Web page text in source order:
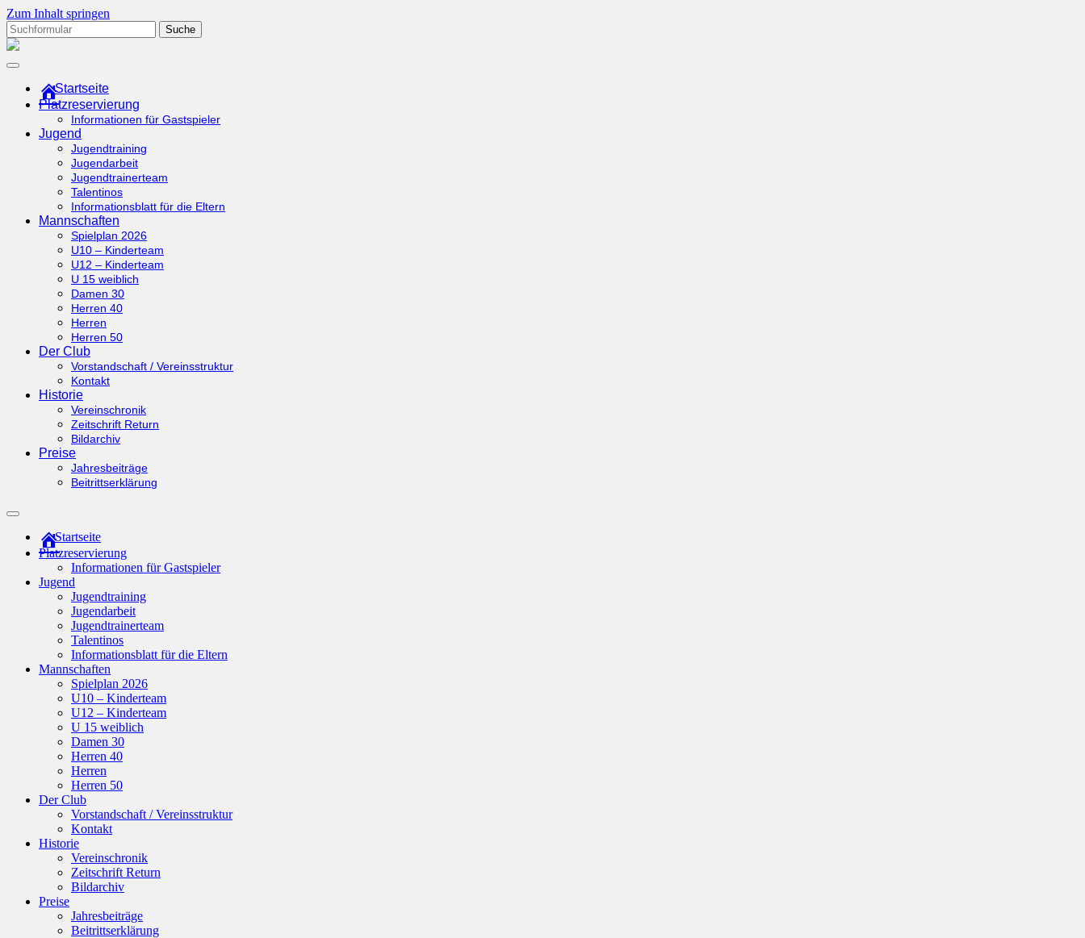
Zum Inhalt springen
Suchen
nach:tcottenhoefen.de
Startseite
Platzreservierung
Informationen für Gastspieler
Jugend
Jugendtraining
Jugendarbeit
Jugendtrainerteam
Talentinos
Informationsblatt für die Eltern
Mannschaften
Spielplan 2026
U10 – Kinderteam
U12 – Kinderteam
U 15 weiblich
Damen 30
Herren 40
Herren
Herren 50
Der Club
Vorstandschaft / Vereinsstruktur
Kontakt
Historie
Vereinschronik
Zeitschrift Return
Bildarchiv
Preise
Jahresbeiträge
Beitrittserklärung
Suchfeld
ein-/ausblendenStartseite
Platzreservierung
Informationen für Gastspieler
Jugend
Jugendtraining
Jugendarbeit
Jugendtrainerteam
Talentinos
Informationsblatt für die Eltern
Mannschaften
Spielplan 2026
U10 – Kinderteam
U12 – Kinderteam
U 15 weiblich
Damen 30
Herren 40
Herren
Herren 50
Der Club
Vorstandschaft / Vereinsstruktur
Kontakt
Historie
Vereinschronik
Zeitschrift Return
Bildarchiv
Preise
Jahresbeiträge
Beitrittserklärung